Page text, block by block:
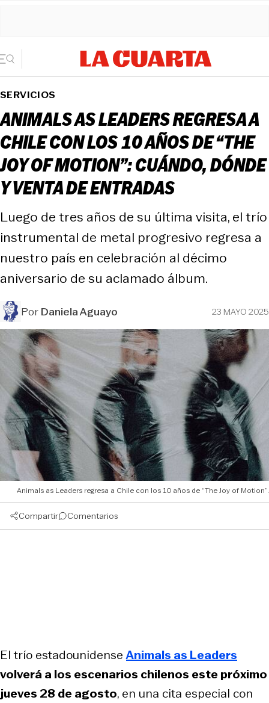
SERVICIOS
ANIMALS AS LEADERS REGRESA A
CHILE CON LOS 10 AÑOS DE “THE
JOY OF MOTION”: CUÁNDO, DÓNDE
Y VENTA DE ENTRADAS
Luego de tres años de su última visita, el trío
instrumental de metal progresivo regresa a
nuestro país en celebración al décimo
aniversario de su aclamado álbum.
PorDaniela Aguayo 23 MAYO 2025
Animals as Leaders regresa a Chile con los 10 años de “The Joy of Motion”.
Compartir Comentarios
El trío estadounidenseAnimals as Leaders
volverá a los escenarios chilenos este próximo
jueves 28 de agosto, en una cita especial con